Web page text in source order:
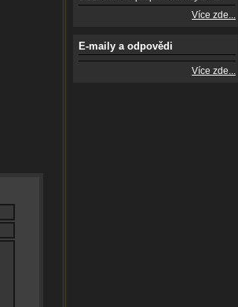
Více zde...
E-maily a odpovědi
Více zde...